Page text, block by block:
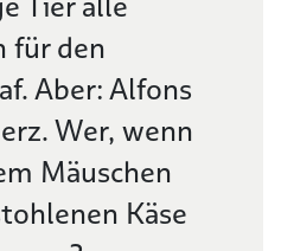
für den
Aber: Alfons
Wer, wenn
Mäuschen
Käse